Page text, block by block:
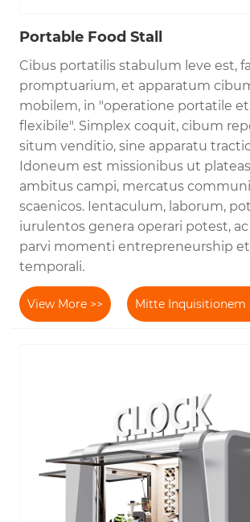
Portable Food Stall
Cibus portatilis stabulum leve est,
promptuarium, et apparatum
mobilem, in "operatione portatile
flexibile". Simplex coquit, cibum
situm venditio, sine apparatu
Idoneum est missionibus ut
ambitus campi, mercatus
scaenicos. Ientaculum, laborum,
iurulentos genera operari potest,
parvi momenti entrepreneurship
temporali.
View More >> Mitte Inquisitionem